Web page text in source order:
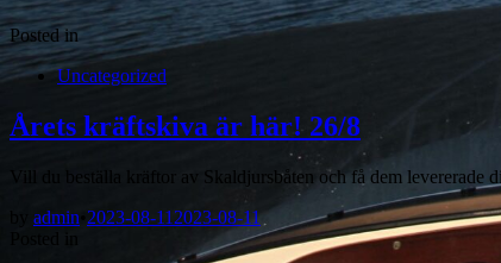
Posted in
Uncategorized
Årets kräftskiva är här! 26/8
Vill du beställa kräftor av Skaldjursbåten och få dem
admin 2023-08-11 2023-08-11